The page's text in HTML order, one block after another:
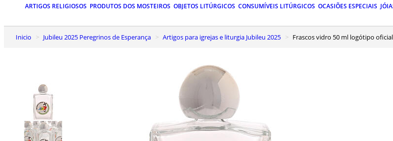
ARTIGOS RELIGIOSOS PRODUTOS DOS MOSTEIROS OBJETOS LITÚRGICOS CONSUMÍVEIS LITÚRGICOS OCASIÕES ESPECIAIS
Inicio Jubileu 2025 Peregrinos de Esperança Artigos para igrejas e liturgia Jubileu 2025 Frascos vidro 50 ml logótipo